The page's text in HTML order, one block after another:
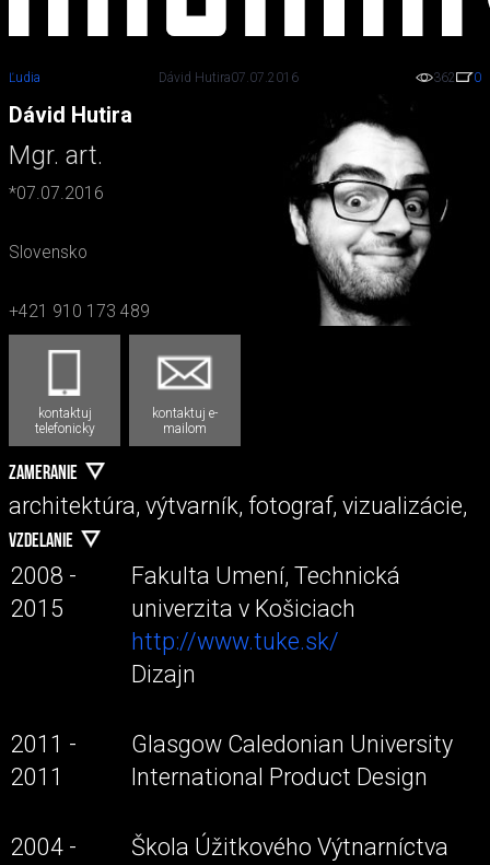
Ľudia Dávid Hutira07.07.2016 362 0
Dávid Hutira
Mgr. art.
*07.07.2016
Slovensko
+421 910 173 489
kontaktuj
telefonicky
kontaktuj e-
mailom
ZAMERANIE
architektúra, výtvarník, fotograf, vizualizácie,
VZDELANIE
2008 -
2015
Fakulta Umení, Technická
univerzita v Košiciach
http://www.tuke.sk/
Dizajn
2011 -
2011
Glasgow Caledonian University
International Product Design
2004 -
Škola Úžitkového Výtnarníctva